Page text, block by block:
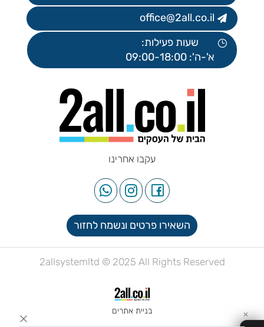
office@2all.co.il
שעות פעילות:
א'-ה': 09:00-18:00
עקבו אחרינו
השאירו פרטים ונשמח לחזור
2allsystemltd © 2025 All Rights Reserved
בניית אתרים ✕